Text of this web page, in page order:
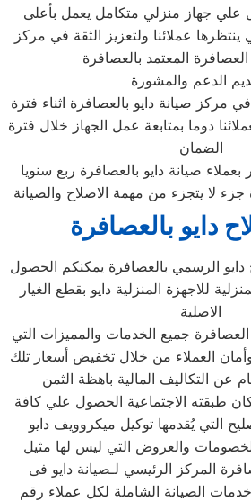
علي جهاز منزلي متكامل يعمل بأعلى
عملائنا ولتعزيز الثقة في مركز
في مركز صيانة دايو بالعصافرة اثناء فترة
دوما بمتابعة عمل الجهاز خلال فترة
الضمان
بعملاء صيانة دايو بالعصافرة ربع سنويا
لا يتجزء من مهمة الاصلاح والصيانة
دايو بالعصافرة
الرسمي بالعصافرة يمكنكم الحصول
للاجهزة المنزلية دايو بقطع الغيار
الاصلية
العصافرة جميع الخدمات والمميزات التي
العملاء من خلال تخفيض أسعار تلك
طبقته الاجتماعية الحصول علي كافة
التي يُقدمها توكيل ميكروويف دايو
المركز الرئيسي لـصيانة دايو فى
الصيانة الشاملة لكل عملاء رقم